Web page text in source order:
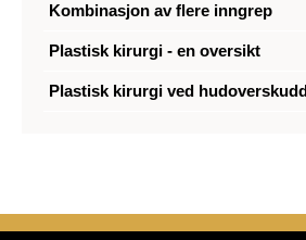
Kombinasjon av flere inngrep
Plastisk kirurgi - en oversikt
Plastisk kirurgi ved hudoverskudd